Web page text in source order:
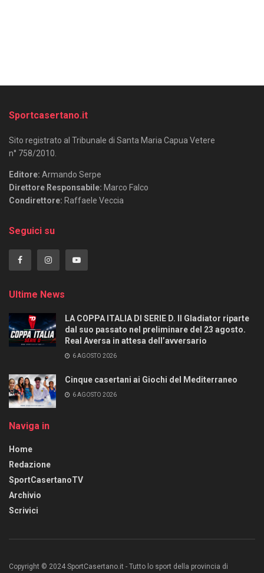
Sportcasertano.it
Sito registrato al Tribunale di Santa Maria Capua Vetere
n° 758/2010.
Editore: Armando Serpe
Direttore Responsabile: Marco Falco
Condirettore: Raffaele Veccia
Seguici su
Ultime News
LA COPPA ITALIA DI SERIE D. Il Gladiator riparte
dal suo passato nel preliminare del 23 agosto.
Real Aversa in attesa dell’avversario
6 AGOSTO 2026
Cinque casertani ai Giochi del Mediterraneo
6 AGOSTO 2026
Naviga in
Home
Redazione
SportCasertanoTV
Archivio
Scrivici
Copyright © 2024 SportCasertano.it - Tutto lo sport della provincia di